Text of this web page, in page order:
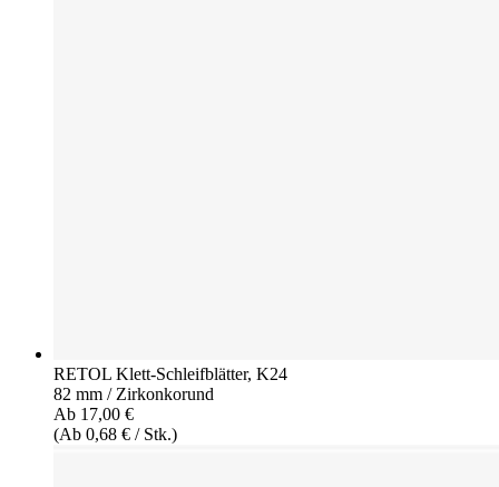
RETOL Klett-Schleifblätter, K24
82 mm / Zirkonkorund
Ab 17,00 €
(Ab 0,68 € / Stk.)